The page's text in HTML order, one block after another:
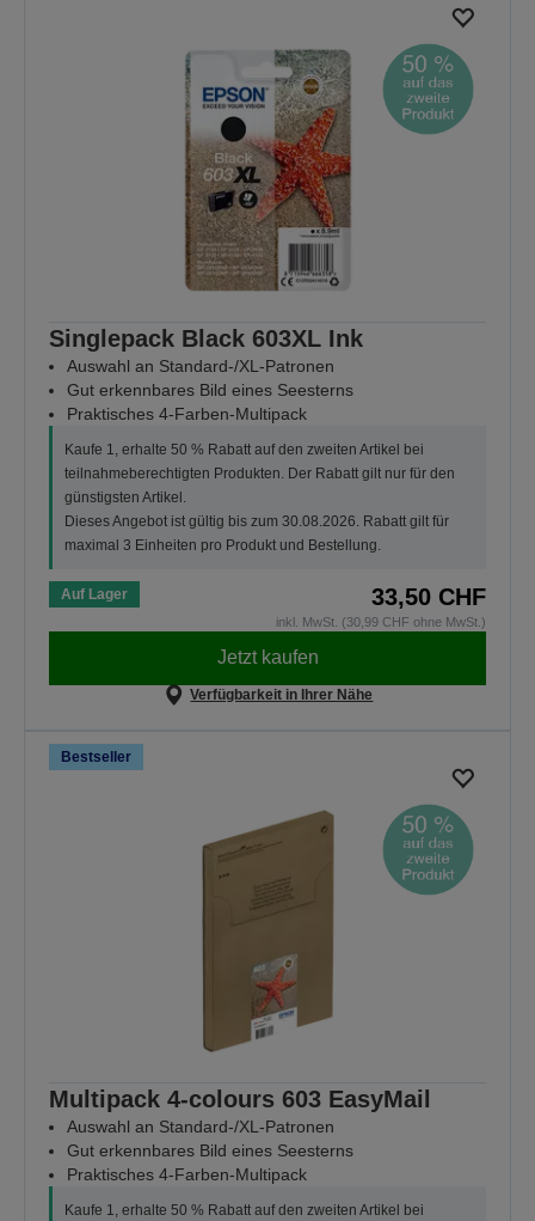
Singlepack Black 603XL Ink
Auswahl an Standard-/XL-Patronen
Gut erkennbares Bild eines Seesterns
Praktisches 4-Farben-Multipack
Kaufe 1, erhalte 50 % Rabatt auf den zweiten Artikel bei
teilnahmeberechtigten Produkten. Der Rabatt gilt nur für den
günstigsten Artikel.
Dieses Angebot ist gültig bis zum 30.08.2026. Rabatt gilt für
maximal 3 Einheiten pro Produkt und Bestellung.
Auf Lager 33,50 CHF
inkl. MwSt. (30,99 CHF ohne MwSt.)
Jetzt kaufen
Verfügbarkeit in Ihrer Nähe
Bestseller
Multipack 4-colours 603 EasyMail
Auswahl an Standard-/XL-Patronen
Gut erkennbares Bild eines Seesterns
Praktisches 4-Farben-Multipack
Kaufe 1, erhalte 50 % Rabatt auf den zweiten Artikel bei